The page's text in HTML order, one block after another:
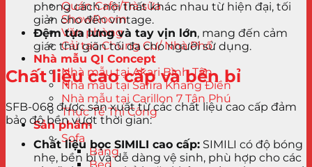
Quán Cafe/Trà sữa
ShowRoom
Văn phòng
Cải tạo Chung Cư/ Nhà Phố
Nhà mẫu QI Concept
Nhà mẫu tại Akari Bình Tân
Nhà mẫu tại Safira Khang Điền
Nhà mẫu tại Carillon 7 Tân Phú
Thực Tế Thi Công
Sản phẩm
Sofa
Băng
phong cách nội thất khác nhau từ hiện đại, tối
giản cho đến vintage.
Đệm tựa lưng và tay vịn lớn, mang đến cảm
giác thư giãn tối đa cho người sử dụng.
Chất liệu cao cấp và bền bỉ
SFB-068 được sản xuất từ các chất liệu cao cấp đảm
bảo độ bền vượt thời gian:
Chất liệu bọc SIMILI cao cấp: SIMILI có độ bóng
nhẹ, bền bỉ và dễ dàng vệ sinh, phù hợp cho các